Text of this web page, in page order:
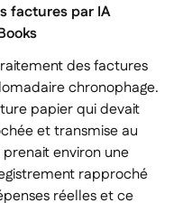
factures par IA
des factures
chronophage.
papier qui devait
et transmise au
environ une
rapproché
réelles et ce